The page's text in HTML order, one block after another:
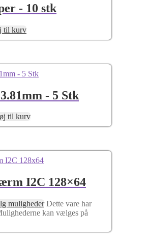
- 10 stk
til kurv
- 5 Stk
til kurv
I2C 128×64
muligheder Dette vare har
kan vælges på